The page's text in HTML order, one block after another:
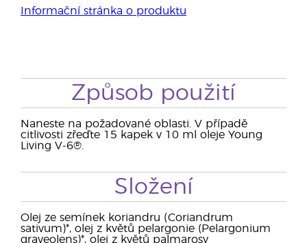
Informační stránka o produktu
Způsob použití
Naneste na požadované oblasti. V případě
citlivosti zřeďte 15 kapek v 10 ml oleje Young
Living V-6®.
Složení
Olej ze semínek koriandru (Coriandrum
sativum)*, olej z květů pelargonie (Pelargonium
graveolens)*, olej z květů palmarosy